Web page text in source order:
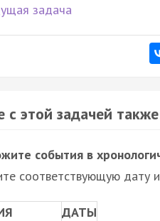
задача
с этой задачей
события в
соответствующую дату
ДАТЫ